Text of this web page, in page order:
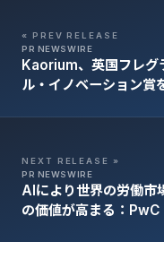
« PREV RELEASE
PR NEWSWIRE
Kaorium、英国フレグ
ル・イノベーション賞
NEXT RELEASE »
PR NEWSWIRE
AIにより世界の労働市
の価値が高まる：